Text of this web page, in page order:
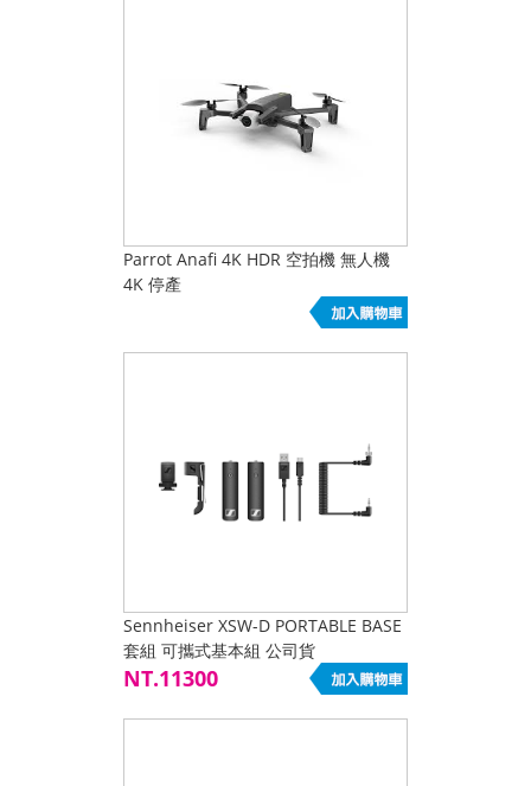
Parrot Anafi 4K HDR 空拍機 無人機
4K 停產
Sennheiser XSW-D PORTABLE BASE
套組 可攜式基本組 公司貨
NT.11300